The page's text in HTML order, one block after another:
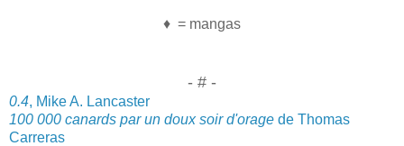
♦ = mangas
- # -
0.4, Mike A. Lancaster
100 000 canards par un doux soir d'orage de Thomas
Carreras